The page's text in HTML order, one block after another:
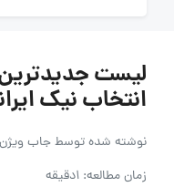
لیست
انتخاب نیک ایرانیان | ۲۴
نوشته شده توسطجاب ویژن
زمان مطالعه: 1دقیقه